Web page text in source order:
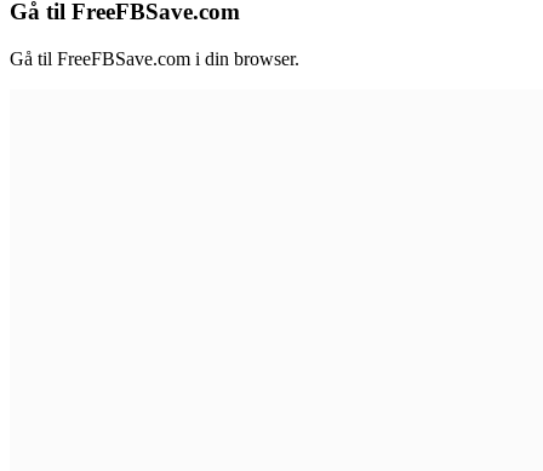
Gå til FreeFBSave.com
Gå til FreeFBSave.com i din browser.